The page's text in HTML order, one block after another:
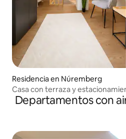
Residencia en Núremberg
Casa con terraza y
ciudad
Departamentos con